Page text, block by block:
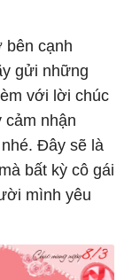
bên cạnh
gửi những
với lời chúc
cảm nhận
Đây sẽ là
bất kỳ cô gái
mình yêu